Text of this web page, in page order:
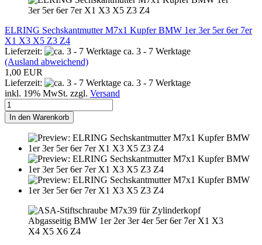
ELRING Sechskantmutter M7x1 Kupfer BMW 1er 3er 5er 6er 7er
X1 X3 X5 Z3 Z4
Lieferzeit:
ca. 3 - 7 Werktage
(Ausland abweichend)
1,00 EUR
Lieferzeit:
ca. 3 - 7 Werktage
inkl. 19% MwSt. zzgl. Versand
In den Warenkorb